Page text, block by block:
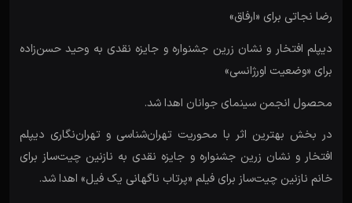
رضا نجاتی برای «ارفاق»
دیپلم افتخار و نشان زرین جشنواره و جایزه نقدی به وحید حسن‌زاده
برای «وضعیت اورژانسی»
محصول انجمن سینمای جوانان اهدا شد.
در بخش بهترین اثر با محوریت تهران‌شناسی و تهران‌نگاری دیپلم
افتخار و نشان زرین جشنواره و جایزه نقدی به نازنین چیت‌ساز برای
خانم نازنین چیت‌ساز برای فیلم «پرتاب ناگهانی یک فیل» اهدا شد.